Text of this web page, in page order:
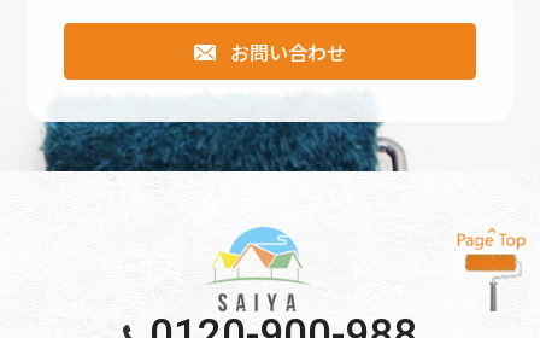
より良いサービスの提供、またユーザビリティの向上のた
め、Googleアナリティクスを使用し、当サイトの利用状況
「Cookie」を通じて、Googleがお客様のIPアドレスなどの
情報を収集する場合がありますが、「Cookie」で収集され
る情報は個人を特定できるものではありません。
収集されたデータはGoogleのプライバシーポリシーにおい
お問い合わせ